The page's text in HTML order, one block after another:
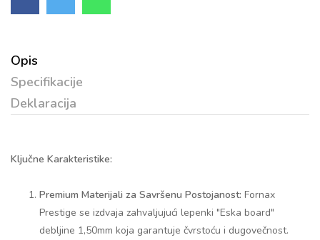
Opis
Specifikacije
Deklaracija
Ključne Karakteristike:
Premium Materijali za Savršenu Postojanost: Fornax
Prestige se izdvaja zahvaljujući lepenki "Eska board"
debljine 1,50mm koja garantuje čvrstoću i dugovečnost.